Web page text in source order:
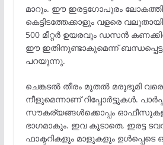
മാറും. ഈ ഇരട്ടഗോപുരം
കെട്ടിടത്തേക്കാളും വളരെ
500 മീറ്റർ ഉയരവും ഡസൻ
ഈ ഇതിനുണ്ടാകുമെന്ന്
പറയുന്നു.
ചെങ്കടൽ തീരം മുതൽ മരുഭൂമി വരെ
നീളുമെന്നാണ് റിപ്പോർട്ടുകൾ.
സൗകര്യങ്ങൾക്കൊപ്പം ഓഫീസുകളും
ഭാഗമാകും. ഇവ കൂടാതെ, ഇരട്ട
ഫാക്ടറികളും മാളുകളും ഉൾപ്പെടെ